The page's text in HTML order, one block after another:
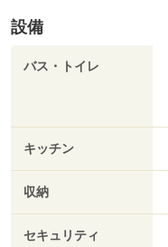
設備
バス・トイレ
キッチン
収納
セキュリティ